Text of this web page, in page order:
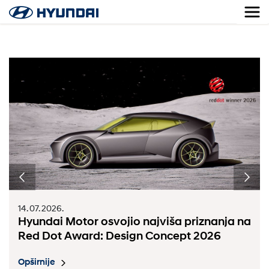
14. 07. 2026.
Hyundai Motor osvojio najviša priznanja na
Red Dot Award: Design Concept 2026
Opširnije